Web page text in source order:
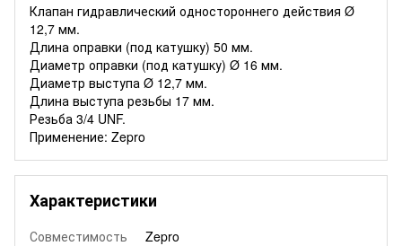
Клапан гидравлический одностороннего действия Ø
12,7 мм.
Длина оправки (под катушку) 50 мм.
Диаметр оправки (под катушку) Ø 16 мм.
Диаметр выступа Ø 12,7 мм.
Длина выступа резьбы 17 мм.
Резьба 3/4 UNF.
Применение: Zepro
Характеристики
Совместимость Zepro